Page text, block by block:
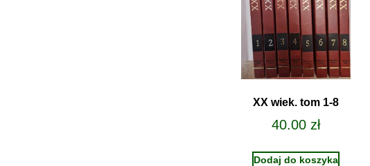
XX wiek. tom 1-8
40.00 zł
Dodaj do koszyka